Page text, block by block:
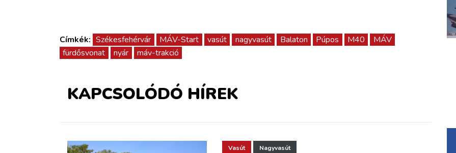
Címkék: Székesfehérvár MÁV-Start vasút nagyvasút Balaton Púpos M40
MÁV
fürdősvonat
nyár máv-trakció
KAPCSOLÓDÓ HÍREK
Vasút Nagyvasút